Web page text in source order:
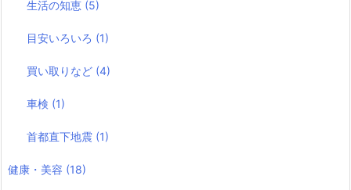
生活の知恵 (5)
目安いろいろ (1)
買い取りなど (4)
車検 (1)
首都直下地震 (1)
健康・美容 (18)